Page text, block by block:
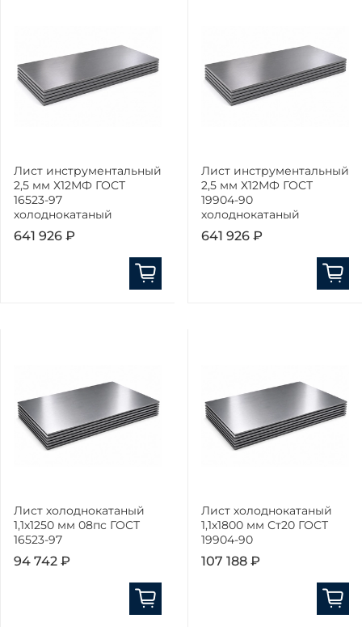
Лист инструментальный
2,5 мм Х12МФ ГОСТ
16523-97
холоднокатаный
641 926 ₽
Лист инструментальный
2,5 мм Х12МФ ГОСТ
19904-90
холоднокатаный
641 926 ₽
Лист холоднокатаный
1,1х1250 мм 08пс ГОСТ
16523-97
94 742 ₽
Лист холоднокатаный
1,1х1800 мм Ст20 ГОСТ
19904-90
107 188 ₽